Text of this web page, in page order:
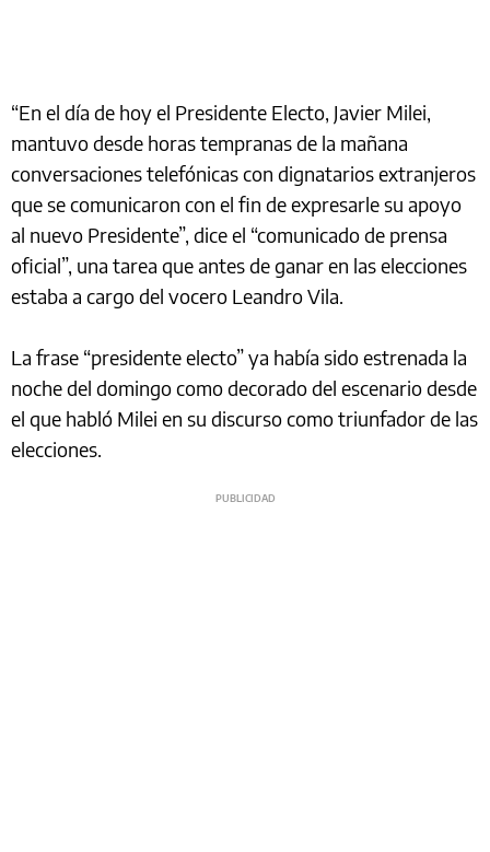
“En el día de hoy el Presidente Electo, Javier Milei,
mantuvo desde horas tempranas de la mañana
conversaciones telefónicas con dignatarios extranjeros
que se comunicaron con el fin de expresarle su apoyo
al nuevo Presidente”, dice el “comunicado de prensa
oficial”, una tarea que antes de ganar en las elecciones
estaba a cargo del vocero Leandro Vila.
La frase “presidente electo” ya había sido estrenada la
noche del domingo como decorado del escenario desde
el que habló Milei en su discurso como triunfador de las
elecciones.